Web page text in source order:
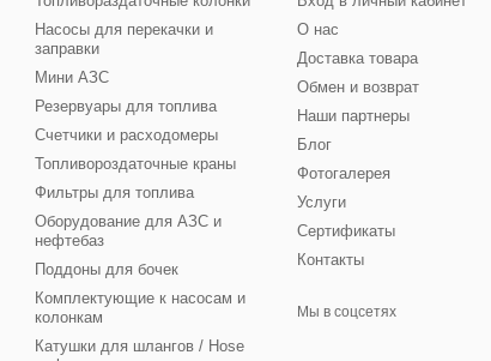
Насосы для перекачки и
заправки
Мини АЗС
Резервуары для топлива
Счетчики и расходомеры
Топливороздаточные краны
Фильтры для топлива
Оборудование для АЗС и
нефтебаз
Поддоны для бочек
Комплектующие к насосам и
колонкам
Катушки для шлангов / Hose
О нас
Доставка товара
Обмен и возврат
Наши партнеры
Блог
Фотогалерея
Услуги
Сертификаты
Контакты
Мы в соцсетях